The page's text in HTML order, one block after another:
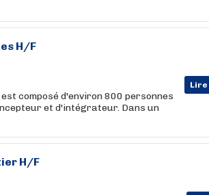
H/F
Lire
est composé d'environ 800 personnes
et d'intégrateur. Dans un
H/F